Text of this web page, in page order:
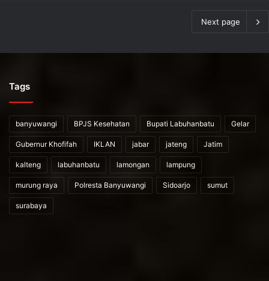
Next page
Tags
banyuwangi BPJS Kesehatan Bupati Labuhanbatu Gelar
Gubernur Khofifah IKLAN jabar jateng Jatim
kalteng labuhanbatu lamongan lampung
murung raya Polresta Banyuwangi Sidoarjo sumut
surabaya